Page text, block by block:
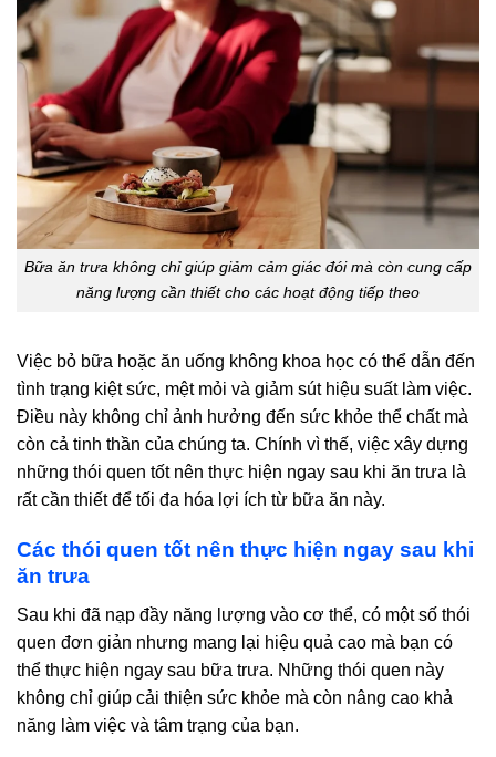
Bữa ăn trưa không chỉ giúp giảm cảm giác đói mà còn cung cấp
năng lượng cần thiết cho các hoạt động tiếp theo
Việc bỏ bữa hoặc ăn uống không khoa học có thể dẫn đến
tình trạng kiệt sức, mệt mỏi và giảm sút hiệu suất làm việc.
Điều này không chỉ ảnh hưởng đến sức khỏe thể chất mà
còn cả tinh thần của chúng ta. Chính vì thế, việc xây dựng
những thói quen tốt nên thực hiện ngay sau khi ăn trưa là
rất cần thiết để tối đa hóa lợi ích từ bữa ăn này.
Các thói quen tốt nên thực hiện ngay sau khi
ăn trưa
Sau khi đã nạp đầy năng lượng vào cơ thể, có một số thói
quen đơn giản nhưng mang lại hiệu quả cao mà bạn có
thể thực hiện ngay sau bữa trưa. Những thói quen này
không chỉ giúp cải thiện sức khỏe mà còn nâng cao khả
năng làm việc và tâm trạng của bạn.